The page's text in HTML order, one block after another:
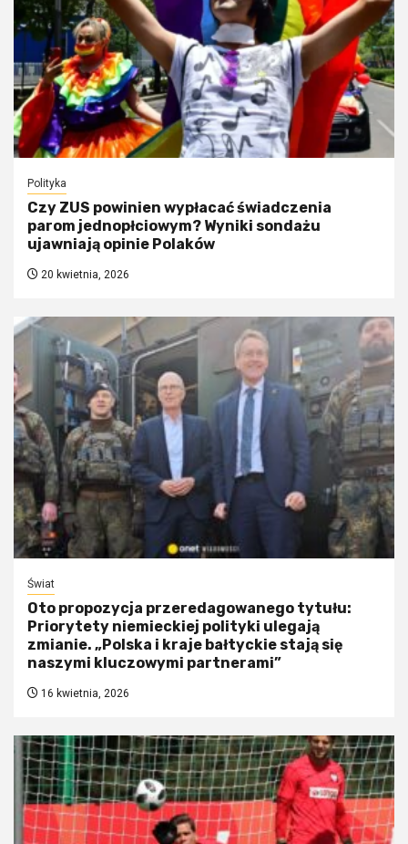
Polityka
Czy ZUS powinien wypłacać świadczenia
parom jednopłciowym? Wyniki sondażu
ujawniają opinie Polaków
20 kwietnia, 2026
Świat
Oto propozycja przeredagowanego tytułu:
Priorytety niemieckiej polityki ulegają
zmianie. „Polska i kraje bałtyckie stają się
naszymi kluczowymi partnerami”
16 kwietnia, 2026